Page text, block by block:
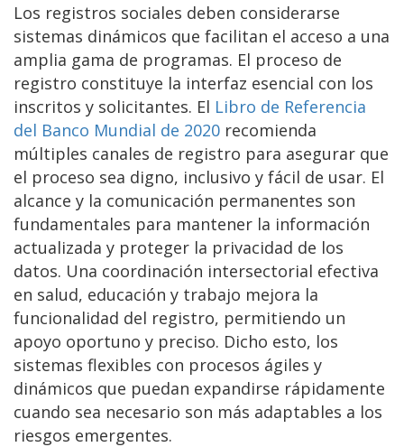
Los registros sociales deben considerarse
sistemas dinámicos que facilitan el acceso a una
amplia gama de programas. El proceso de
registro constituye la interfaz esencial con los
inscritos y solicitantes. El Libro de Referencia
del Banco Mundial de 2020 recomienda
múltiples canales de registro para asegurar que
el proceso sea digno, inclusivo y fácil de usar. El
alcance y la comunicación permanentes son
fundamentales para mantener la información
actualizada y proteger la privacidad de los
datos. Una coordinación intersectorial efectiva
en salud, educación y trabajo mejora la
funcionalidad del registro, permitiendo un
apoyo oportuno y preciso. Dicho esto, los
sistemas flexibles con procesos ágiles y
dinámicos que puedan expandirse rápidamente
cuando sea necesario son más adaptables a los
riesgos emergentes.